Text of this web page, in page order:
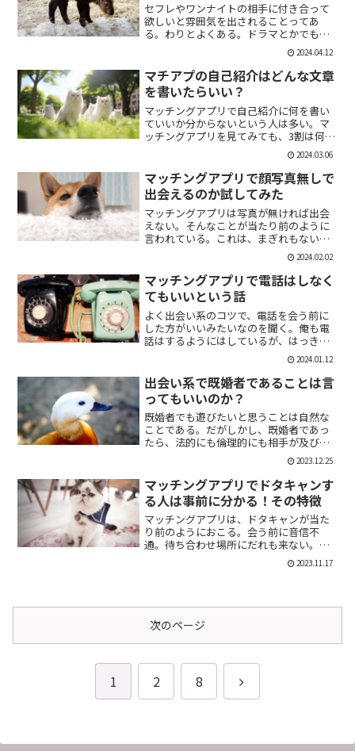
セフレやワンナイトの相手に付き合って
欲しいと雰囲気を出されることってあ
る。わりとよくある。ドラマとかでも、
「1回やっただけで恋人面するな。」みた
いなのがあるけど、現実でもよくある。
そんな時に、相手を気付つけずいかに波
風立てずに振るか。遊び人...
2024.04.12
マチアプの自己紹介はどんな文章
を書いたらいい？
マッチングアプリで自己紹介に何を書い
ていいか分からないという人は多い。マ
ッチングアプリを見てみても、3割は何も
書いていない人がいる。なかには、何を
書いていいか分かりませんー。とだけ書
いている人も。なので、今回の記事はマ
チアプのプロフィールの...
2024.03.06
マッチングアプリで顔写真無しで
出会えるのか試してみた
マッチングアプリは写真が無ければ出会
えない。そんなことが当たり前のように
言われている。これは、まぎれもない事
実だと思う。自分が使う時に写真を載せ
ていない人は無視するし、相手をするに
しても適当にあしらう。写真無しで出会
えるのは、お金が発生する...
2024.02.02
マッチングアプリで電話はしなく
てもいいという話
よく出会い系のコツで、電話を会う前に
した方がいいみたいなのを聞く。俺も電
話はするようにはしているが、はっきり
言っちゃうと電話なんていらない。よっ
ぽど話術や声に自信ある人だけすればい
いと思っている。では、その理由を語っ
ていこう。電話を嫌がる人...
2024.01.12
出会い系で既婚者であることは言
ってもいいのか？
既婚者でも遊びたいと思うことは自然な
ことである。だがしかし、既婚者であっ
たら、法的にも倫理的にも相手が及び腰
になることは明らかだ。では、既婚者で
あることを言わない方がいいのか。否、
それは違う。既婚者であることを伝える
メリット出会い系で既婚者...
2023.12.25
マッチングアプリでドタキャンす
る人は事前に分かる！その特徴
マッチングアプリは、ドタキャンが当た
り前のようにおこる。会う前に音信不
通。待ち合わせ場所にだれも来ない。そ
んなの普通だ。迷惑な話だが、このドタ
キャン野郎どもは見分けることができ
2023.11.17
次のページ
1 2 8
次